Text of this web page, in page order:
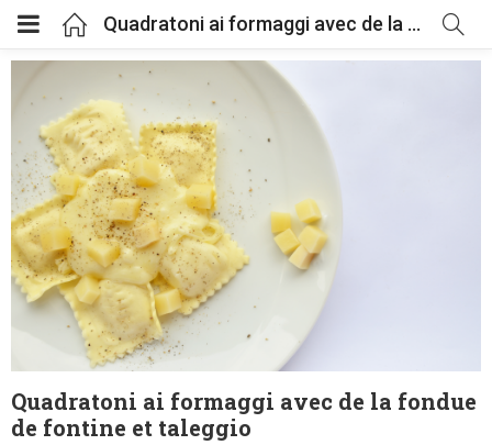
(Délices biologiques)
Quadratoni ai formaggi avec de la fondue de fontine et taleggio
Quadratoni ai formaggi avec de la fondue
de fontine et taleggio